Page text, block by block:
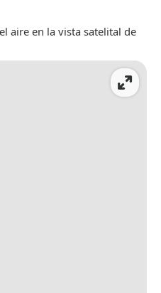
aire en la vista satelital de